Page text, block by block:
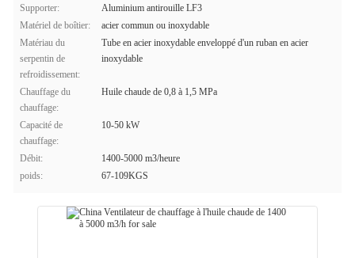
Supporter:
Aluminium antirouille LF3
Matériel de boîtier:
acier commun ou inoxydable
Matériau du
serpentin de
refroidissement:
Tube en acier inoxydable enveloppé d'un ruban en acier
inoxydable
Chauffage du
chauffage:
Huile chaude de 0,8 à 1,5 MPa
Capacité de
chauffage:
10-50 kW
Débit:
1400-5000 m3/heure
poids:
67-109KGS